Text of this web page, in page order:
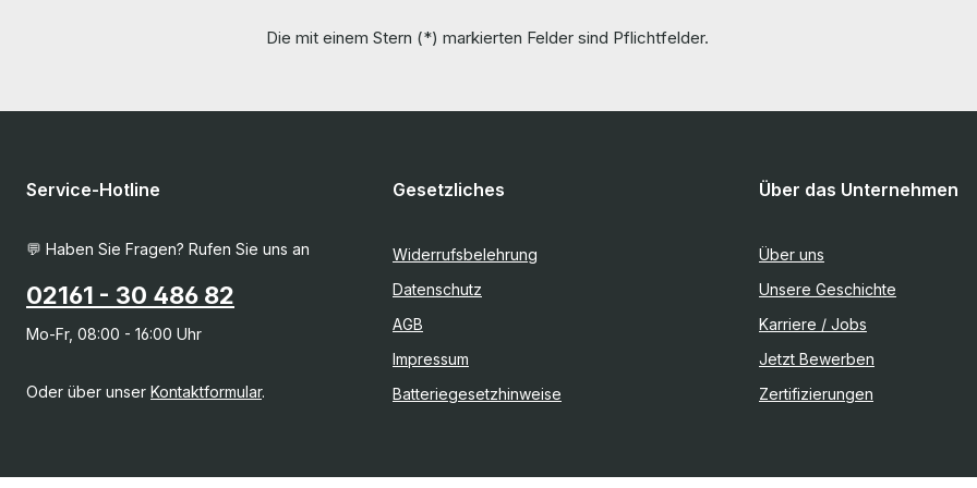
Die mit einem Stern (*) markierten Felder sind Pflichtfelder.
Service-Hotline
💬 Haben Sie Fragen? Rufen Sie uns an
02161 - 30 486 82
Mo-Fr, 08:00 - 16:00 Uhr
Oder über unser Kontaktformular.
Gesetzliches
Widerrufsbelehrung
Datenschutz
AGB
Impressum
Batteriegesetzhinweise
Über das Unternehmen
Über uns
Unsere Geschichte
Karriere / Jobs
Jetzt Bewerben
Zertifizierungen